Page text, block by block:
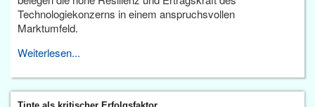
Technologiekonzerns in einem anspruchsvollen
Marktumfeld.
Weiterlesen...